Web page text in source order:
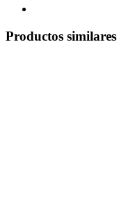
Productos similares